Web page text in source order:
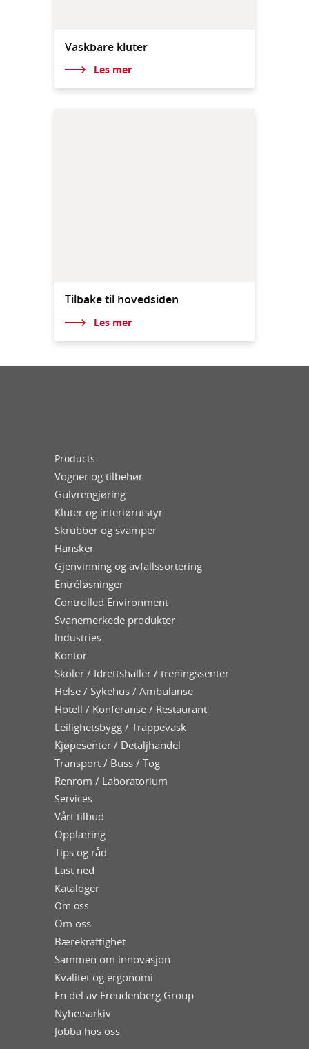
Vaskbare kluter
Les mer
Tilbake til hovedsiden
Les mer
Products
Vogner og tilbehør
Gulvrengjøring
Kluter og interiørutstyr
Skrubber og svamper
Hansker
Gjenvinning og avfallssortering
Entréløsninger
Controlled Environment
Svanemerkede produkter
Industries
Kontor
Skoler / Idrettshaller / treningssenter
Helse / Sykehus / Ambulanse
Hotell / Konferanse / Restaurant
Leilighetsbygg / Trappevask
Kjøpesenter / Detaljhandel
Transport / Buss / Tog
Renrom / Laboratorium
Services
Vårt tilbud
Opplæring
Tips og råd
Last ned
Kataloger
Om oss
Om oss
Bærekraftighet
Sammen om innovasjon
Kvalitet og ergonomi
En del av Freudenberg Group
Nyhetsarkiv
Jobba hos oss